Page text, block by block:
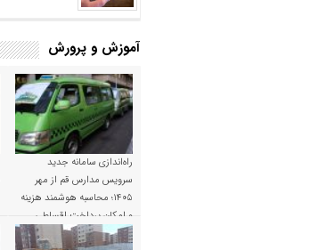
آموزش و پرورش
راه‌اندازی سامانه جدید
سرویس مدارس قم از مهر
۱۴۰۵؛ محاسبه هوشمند هزینه
و امکان پرداخت اقساطی